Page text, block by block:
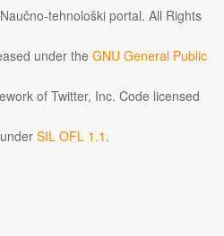
tehnološki portal. All Rights
under the GNU General Public
of Twitter, Inc. Code licensed
SIL OFL 1.1 .